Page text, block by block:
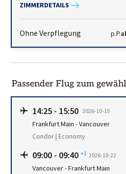
ZIMMERDETAILS
Ohne Verpflegung p.P.
Passender Flug zum
14:25 - 15:50 2026-10-15
Frankfurt Main -Vancouver
Condor | Economy
09:00 - 09:40 +1 2026-10-22
Vancouver-Frankfurt Main